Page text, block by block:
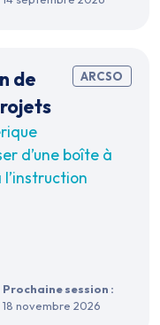
ARCSO
de
d’une boîte à
Prochaine session :
18 novembre 2026